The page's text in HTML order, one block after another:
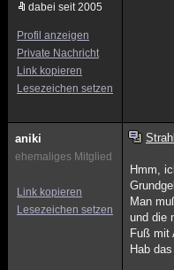
dabei seit 2005
Profil anzeigen
Private Nachricht
Link kopieren
Lesezeichen setzen
aniki
ehemaliges Mitglied
Link kopieren
Lesezeichen setzen
Hmm,
Man
und die
Fuß mit
Hab